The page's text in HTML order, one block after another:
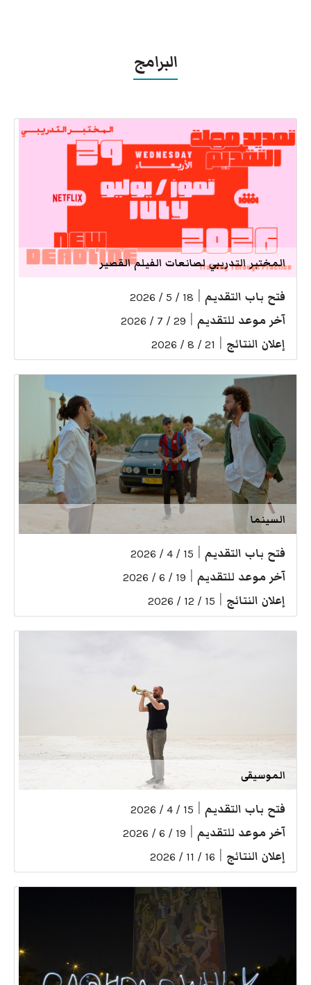
البرامج
المختبر التدريبي لصانعات الفيلم القصير
فتح باب التقديم 18 / 5 / 2026
آخر موعد للتقديم 29 / 7 / 2026
إعلان النتائج 21 / 8 / 2026
السينما
فتح باب التقديم 15 / 4 / 2026
آخر موعد للتقديم 19 / 6 / 2026
إعلان النتائج 15 / 12 / 2026
الموسيقى
فتح باب التقديم 15 / 4 / 2026
آخر موعد للتقديم 19 / 6 / 2026
إعلان النتائج 16 / 11 / 2026